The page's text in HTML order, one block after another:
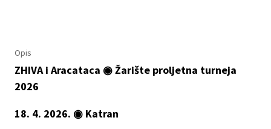
Opis
ZHIVA i Aracataca ◉ Žarište proljetna turneja
2026
18. 4. 2026. ◉ Katran